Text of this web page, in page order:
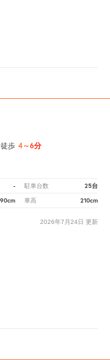
徒歩 4～6分
- 駐車台数 25台
車高 210cm
2026年7月24日 更新